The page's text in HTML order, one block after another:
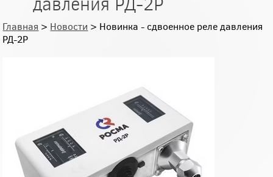
Главная > Новости > Новинка - сдвоенное реле давления
РД-2Р